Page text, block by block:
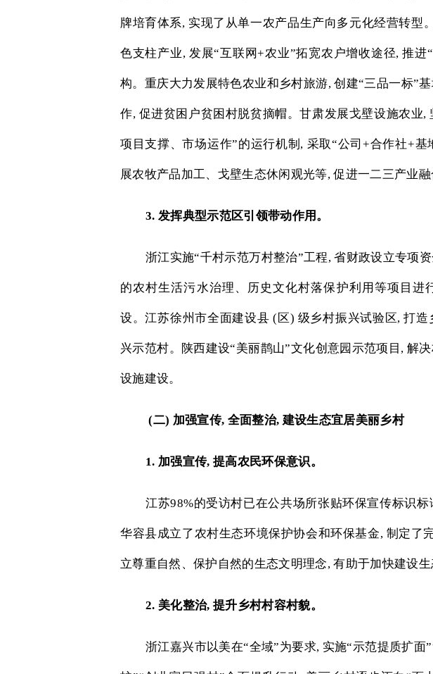
牌培育体系, 实现了从单一农产品生产向多元化经营转型
色支柱产业, 发展“互联网+农业”拓宽农户增收途径,推进
构。重庆大力发展特色农业和乡村旅游,创建“三品一标”
作, 促进贫困户贫困村脱贫摘帽。甘肃发展戈壁设施农业,
项目支撑、市场运作”的运行机制 , 采取“公司+合作社+基
展农牧产品加工、戈壁生态休闲观光等,促进一二三产业融
3. 发挥典型示范区引领带动作用。
浙江实施“千村示范万村整治”工程,省财政设立专项
的农村生活污水治理、历史文化村落保护利用等项目进
设。江苏徐州市全面建设县 ( 区) 级乡村振兴试验区,打造
兴示范村。陕西建设“美丽鹊山”文化创意园示范项目 , 解
设施建设。
(二) 加强宣传, 全面整治, 建设生态宜居美丽乡村
1. 加强宣传,提高农民环保意识。
江苏98%的受访村已在公共场所张贴环保宣传标识标
华容县成立了农村生态环境保护协会和环保基金, 制定了
立尊重自然、保护自然的生态文明理念,有助于加快建设生
2. 美化整治,提升乡村村容村貌。
浙江嘉兴市以美在“全域”为要求, 实施“示范提质扩面